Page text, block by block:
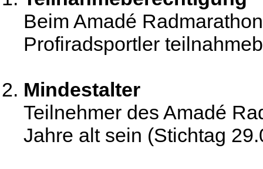
Beim Amadé
Profiradsportler
Mindestalter
Teilnehmer des Amadé
Jahre alt sein (Stichtag